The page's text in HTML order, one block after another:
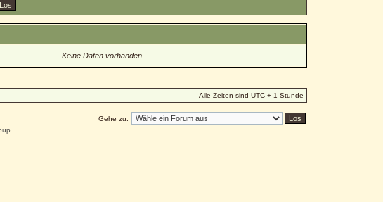
Keine Daten vorhanden . . .
Alle Zeiten sind UTC + 1 Stunde
Gehe zu: